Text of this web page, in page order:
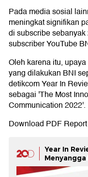
Pada media sosial
meningkat signifikan
di subscribe
subscriber YouTube
Oleh karena itu,
yang dilakukan BNI
detikcom Year In
sebagai 'The Most
Communication 2022'.
Download PDF Report
Year In